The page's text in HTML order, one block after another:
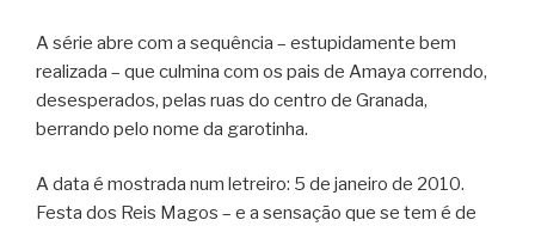
A série abre com a sequência – estupidamente bem
realizada – que culmina com os pais de Amaya correndo,
desesperados, pelas ruas do centro de Granada,
berrando pelo nome da garotinha.
A data é mostrada num letreiro: 5 de janeiro de 2010.
Festa dos Reis Magos – e a sensação que se tem é de